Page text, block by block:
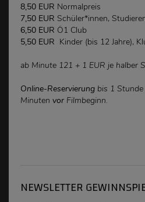
8,50 EUR Normalpreis
7,50 EUR Schüler*innen,
6,50 EUR Ö1 Club
5,50 EUR Kinder (bis 12 Jahre),
ab Minute 121 + 1 EUR je halber
Online-Reservierung bis 1
Minuten vor Filmbeginn.
NEWSLETTER